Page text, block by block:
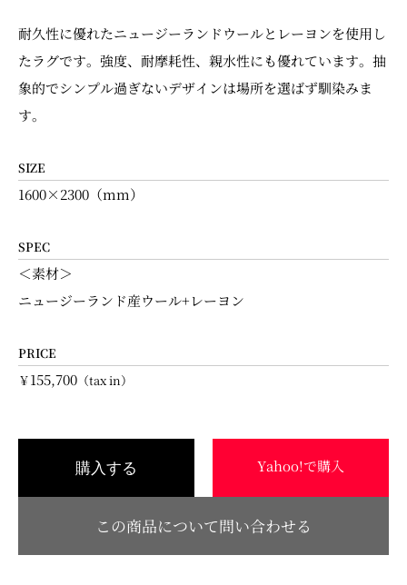
耐久性に優れたニュージーランドウールとレーヨンを使用し
たラグです。強度、耐摩耗性、親水性にも優れています。抽
象的でシンプル過ぎないデザインは場所を選ばず馴染みま
す。
SIZE
1600×2300（mm）
SPEC
＜素材＞
ニュージーランド産ウール+レーヨン
PRICE
￥155,700 （tax in）
購入する Yahoo!で購入
この商品について問い合わせる